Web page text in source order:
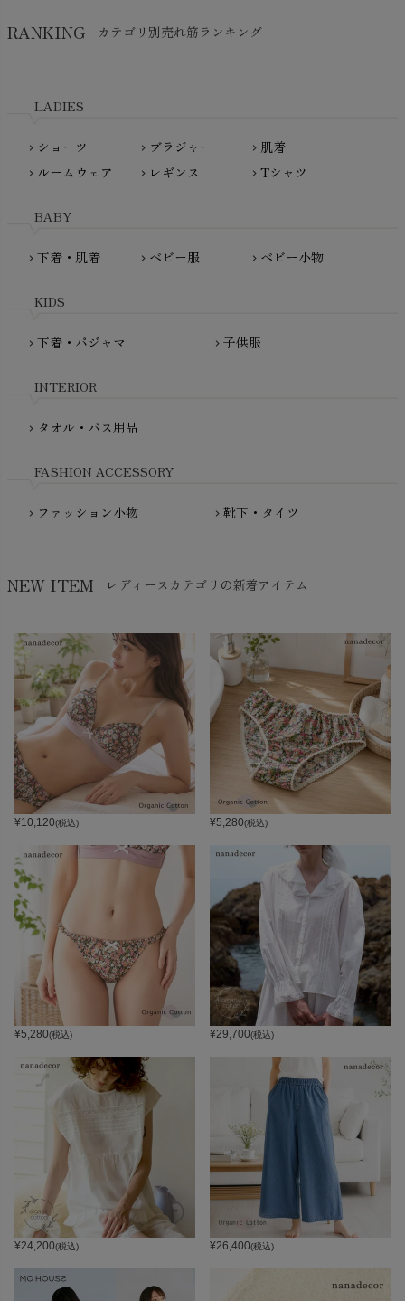
生活アートクラブ
nanadecor（ナナデェコール）
Haruulala（ハルウララ）
PeopleTree（ピープルツリー）
PRISTINE（プリスティン）
fromF（フロムエフ）
Madame MO（マダムモー）
maggies（マギーズ）
MATONA（マトナ）
mini rodini（ミニロディーニ）
My Little Cozmo（マイリトルコズモ）
NewNative（ニューネイティブ）
RANKING カテゴリ別売れ筋ランキング
LADIES
chevron_right ショーツ chevron_right ブラジャー chevron_right 肌着
chevron_right ルームウェア chevron_right レギンス chevron_rightTシャツ
BABY
chevron_right 下着・肌着 chevron_right ベビー服 chevron_right ベビー小物
KIDS
chevron_right 下着・パジャマ chevron_right 子供服
INTERIOR
chevron_right タオル・バス用品
FASHION ACCESSORY
chevron_right ファッション小物 chevron_right 靴下・タイツ
NEW ITEM レディースカテゴリの新着アイテム
¥10,120(税込) ¥5,280(税込)
¥5,280(税込) ¥29,700(税込)
¥24,200(税込) ¥26,400(税込)